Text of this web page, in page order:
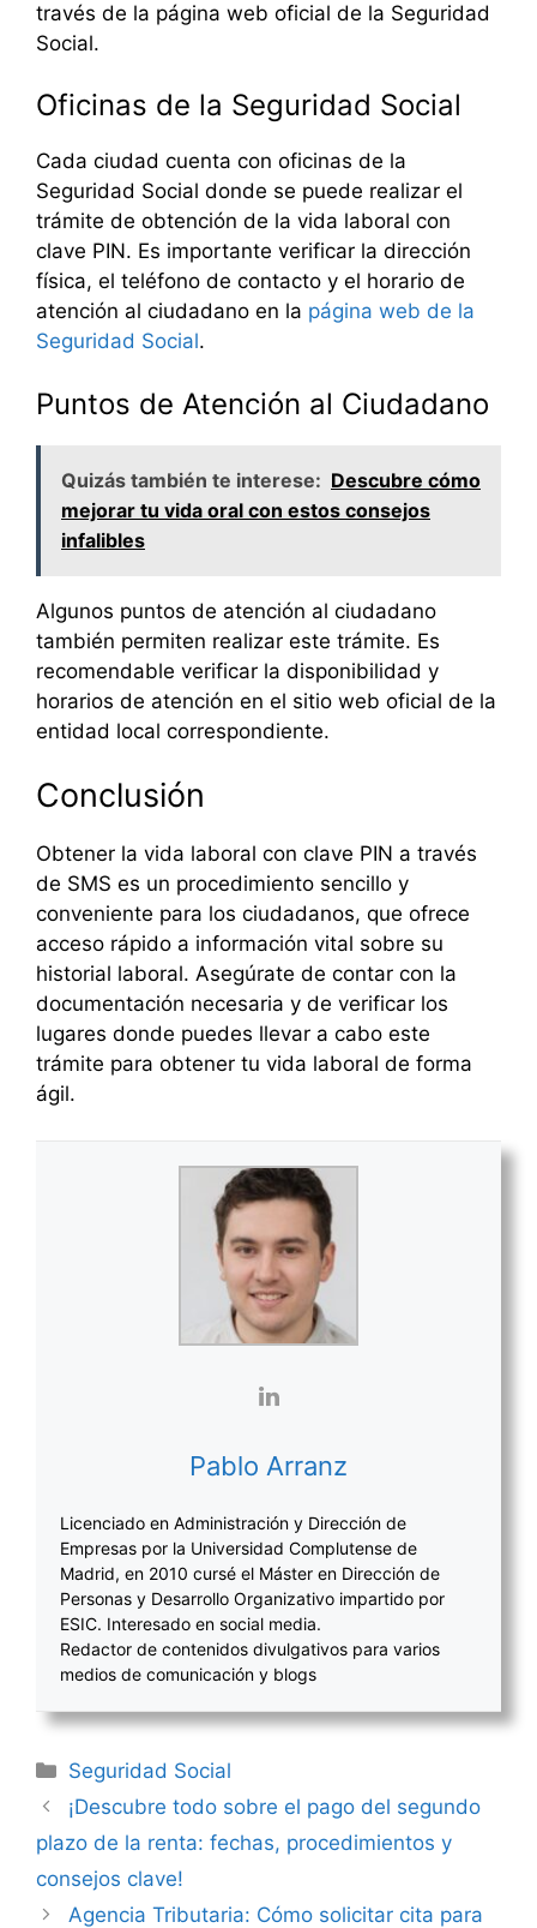
través de la página web oficial de la Seguridad
Social.
Oficinas de la Seguridad Social
Cada ciudad cuenta con oficinas de la
Seguridad Social donde se puede realizar el
trámite de obtención de la vida laboral con
clave PIN. Es importante verificar la dirección
física, el teléfono de contacto y el horario de
atención al ciudadano en la página web de la
Seguridad Social.
Puntos de Atención al Ciudadano
Quizás también te interese: Descubre cómo
mejorar tu vida oral con estos consejos
infalibles
Algunos puntos de atención al ciudadano
también permiten realizar este trámite. Es
recomendable verificar la disponibilidad y
horarios de atención en el sitio web oficial de la
entidad local correspondiente.
Conclusión
Obtener la vida laboral con clave PIN a través
de SMS es un procedimiento sencillo y
conveniente para los ciudadanos, que ofrece
acceso rápido a información vital sobre su
historial laboral. Asegúrate de contar con la
documentación necesaria y de verificar los
lugares donde puedes llevar a cabo este
trámite para obtener tu vida laboral de forma
ágil.
Pablo Arranz
Licenciado en Administración y Dirección de
Empresas por la Universidad Complutense de
Madrid, en 2010 cursé el Máster en Dirección de
Personas y Desarrollo Organizativo impartido por
ESIC. Interesado en social media.
Redactor de contenidos divulgativos para varios
medios de comunicación y blogs
Categorías
Seguridad Social
Navegación
de
entradas
¡Descubre todo sobre el pago del segundo
plazo de la renta: fechas, procedimientos y
consejos clave!
Agencia Tributaria: Cómo solicitar cita para